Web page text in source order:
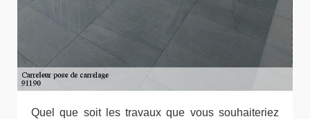
Quel que soit les travaux que vous souhaiteriez